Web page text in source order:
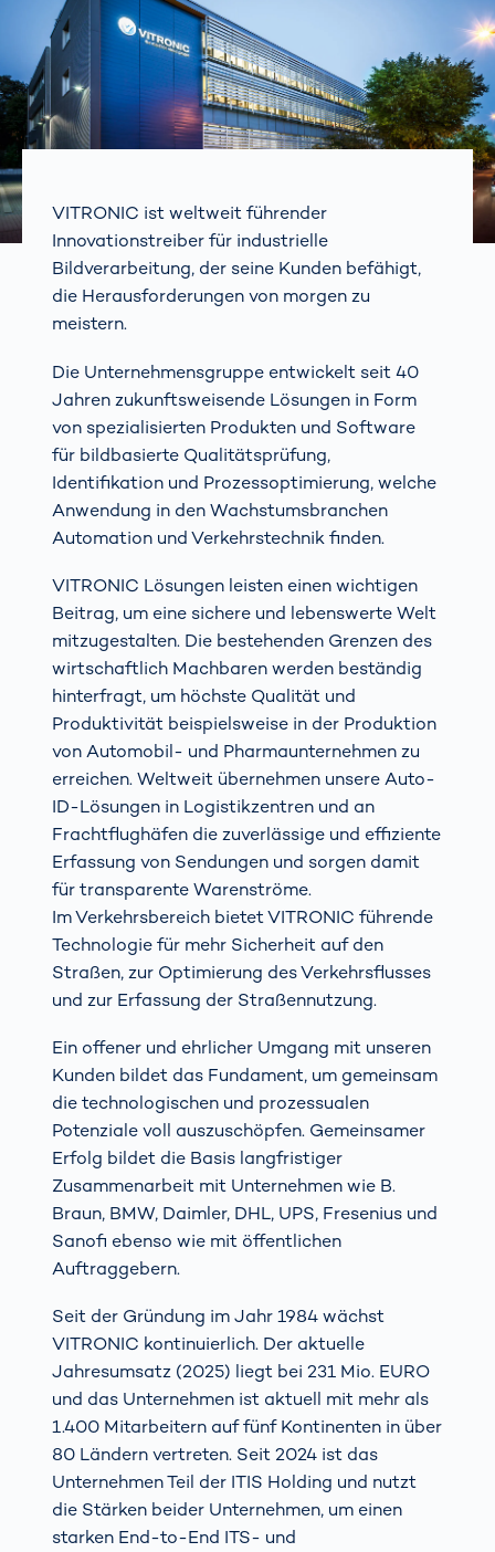
VITRONIC ist weltweit führender
Innovationstreiber für industrielle
Bildverarbeitung, der seine Kunden befähigt,
die Herausforderungen von morgen zu
meistern.
Die Unternehmensgruppe entwickelt seit 40
Jahren zukunftsweisende Lösungen in Form
von spezialisierten Produkten und Software
für bildbasierte Qualitätsprüfung,
Identifikation und Prozessoptimierung, welche
Anwendung in den Wachstumsbranchen
Automation und Verkehrstechnik finden.
VITRONIC Lösungen leisten einen wichtigen
Beitrag, um eine sichere und lebenswerte Welt
mitzugestalten. Die bestehenden Grenzen des
wirtschaftlich Machbaren werden beständig
hinterfragt, um höchste Qualität und
Produktivität beispielsweise in der Produktion
von Automobil- und Pharmaunternehmen zu
erreichen. Weltweit übernehmen unsere Auto-
ID-Lösungen in Logistikzentren und an
Frachtflughäfen die zuverlässige und effiziente
Erfassung von Sendungen und sorgen damit
für transparente Warenströme.
Im Verkehrsbereich bietet VITRONIC führende
Technologie für mehr Sicherheit auf den
Straßen, zur Optimierung des Verkehrsflusses
und zur Erfassung der Straßennutzung.
Ein offener und ehrlicher Umgang mit unseren
Kunden bildet das Fundament, um gemeinsam
die technologischen und prozessualen
Potenziale voll auszuschöpfen. Gemeinsamer
Erfolg bildet die Basis langfristiger
Zusammenarbeit mit Unternehmen wie B.
Braun, BMW, Daimler, DHL, UPS, Fresenius und
Sanofi ebenso wie mit öffentlichen
Auftraggebern.
Seit der Gründung im Jahr 1984 wächst
VITRONIC kontinuierlich. Der aktuelle
Jahresumsatz (2025) liegt bei 231 Mio. EURO
und das Unternehmen ist aktuell mit mehr als
1.400 Mitarbeitern auf fünf Kontinenten in über
80 Ländern vertreten. Seit 2024 ist das
Unternehmen Teil der ITIS Holding und nutzt
die Stärken beider Unternehmen, um einen
starken End-to-End ITS- und